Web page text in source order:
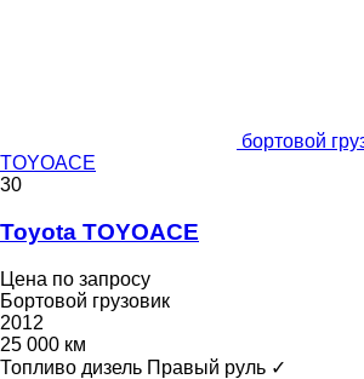
бортовой
TOYOACE
30
Toyota TOYOACE
Цена по запросу
Бортовой грузовик
2012
25 000 км
Топливо дизель Правый руль ✓